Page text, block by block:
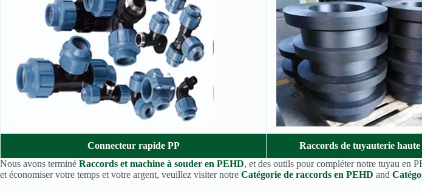
Connecteur rapide PP Raccords de tuyauterie
Nous avons terminé Raccords et machine à souder en PEHD, et des outils pour compléter notre tuyau en
et économiser votre temps et votre argent, veuillez visiter notre Catégorie de raccords en PEHD and